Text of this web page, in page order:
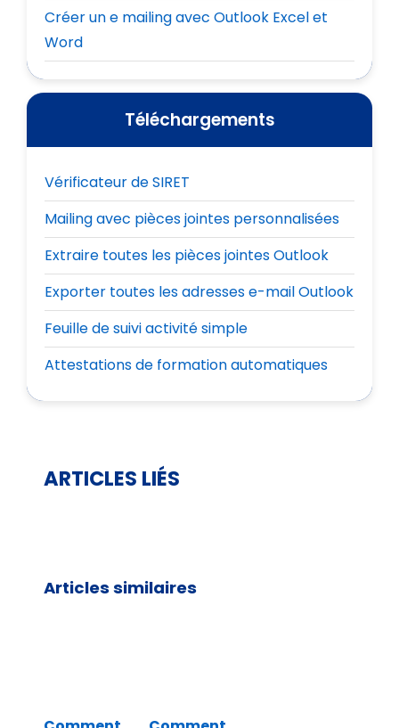
Créer un e mailing avec Outlook Excel et
Word
Téléchargements
Vérificateur de SIRET
Mailing avec pièces jointes personnalisées
Extraire toutes les pièces jointes Outlook
Exporter toutes les adresses e-mail Outlook
Feuille de suivi activité simple
Attestations de formation automatiques
ARTICLES LIÉS
Articles similaires